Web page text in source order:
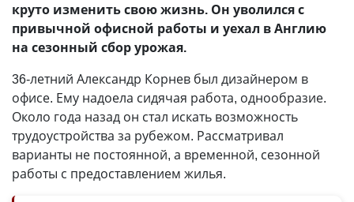
круто изменить свою жизнь. Он уволился с
привычной офисной работы и уехал в Англию
на сезонный сбор урожая.
36-летний Александр Корнев был дизайнером в
офисе. Ему надоела сидячая работа, однообразие.
Около года назад он стал искать возможность
трудоустройства за рубежом. Рассматривал
варианты не постоянной, а временной, сезонной
работы с предоставлением жилья.